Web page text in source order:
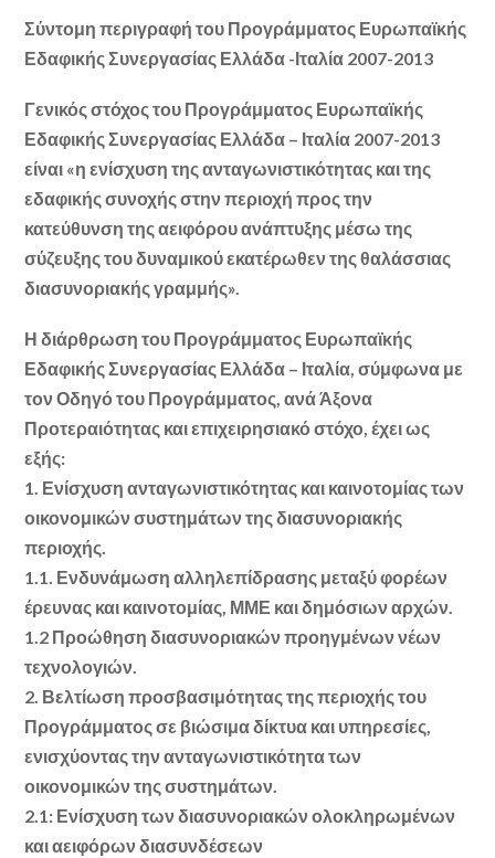
Σύντομη περιγραφή του Προγράμματος Ευρωπαϊκής
Εδαφικής Συνεργασίας Ελλάδα -Ιταλία 2007-2013
Γενικός στόχος του Προγράμματος Ευρωπαϊκής
Εδαφικής Συνεργασίας Ελλάδα – Ιταλία 2007-2013
είναι «η ενίσχυση της ανταγωνιστικότητας και της
εδαφικής συνοχής στην περιοχή προς την
κατεύθυνση της αειφόρου ανάπτυξης μέσω της
σύζευξης του δυναμικού εκατέρωθεν της θαλάσσιας
διασυνοριακής γραμμής».
Η διάρθρωση του Προγράμματος Ευρωπαϊκής
Εδαφικής Συνεργασίας Ελλάδα – Ιταλία, σύμφωνα με
τον Οδηγό του Προγράμματος, ανά Άξονα
Προτεραιότητας και επιχειρησιακό στόχο, έχει ως
εξής:
1. Ενίσχυση ανταγωνιστικότητας και καινοτομίας των
οικονομικών συστημάτων της διασυνοριακής
περιοχής.
1.1. Ενδυνάμωση αλληλεπίδρασης μεταξύ φορέων
έρευνας και καινοτομίας, ΜΜΕ και δημόσιων αρχών.
1.2 Προώθηση διασυνοριακών προηγμένων νέων
τεχνολογιών.
2. Βελτίωση προσβασιμότητας της περιοχής του
Προγράμματος σε βιώσιμα δίκτυα και υπηρεσίες,
ενισχύοντας την ανταγωνιστικότητα των
οικονομικών της συστημάτων.
2.1: Ενίσχυση των διασυνοριακών ολοκληρωμένων
και αειφόρων διασυνδέσεων